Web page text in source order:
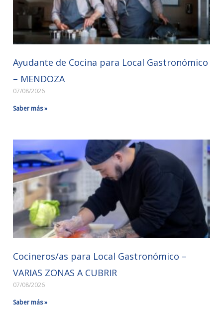
Ayudante de Cocina para Local Gastronómico
– MENDOZA
07/08/2026
Saber más »
Cocineros/as para Local Gastronómico –
VARIAS ZONAS A CUBRIR
07/08/2026
Saber más »